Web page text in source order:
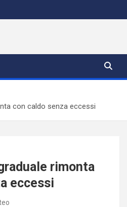
con caldo senza eccessi
rimonta
eccessi